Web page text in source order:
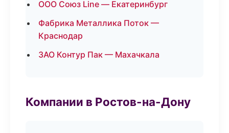
ООО Союз Line — Екатеринбург
Фабрика Металлика Поток —
Краснодар
ЗАО Контур Пак — Махачкала
Компании в Ростов-на-Дону